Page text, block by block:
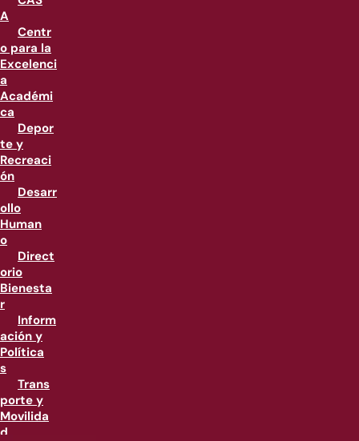
A
Centr
o para la
Excelenci
a
Académi
ca
Depor
te y
Recreaci
ón
Desarr
ollo
Human
o
Direct
orio
Bienesta
r
Inform
ación y
Política
s
Trans
porte y
Movilida
d